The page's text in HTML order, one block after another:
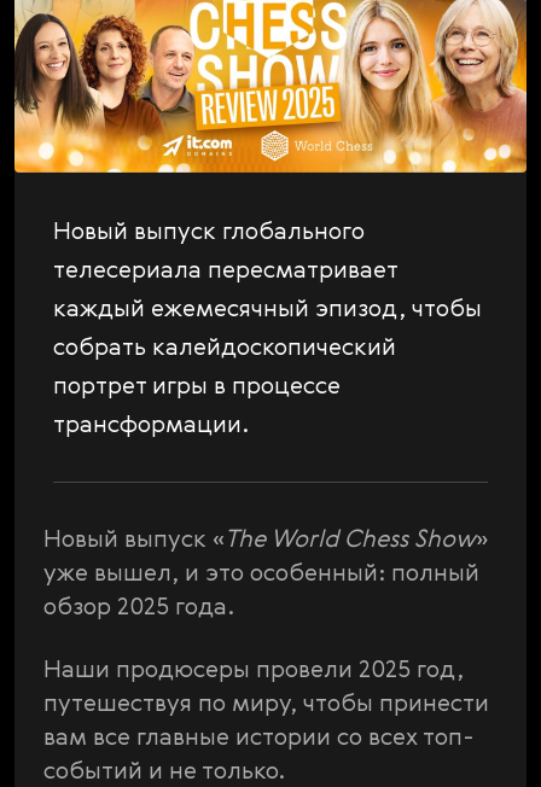
P Platform Updates
S Scandals
S Shopping
T The Poll
Tournaments
Video
Vladimir Kramnik
World Chess Championship
World Chess Show
Новый выпуск глобального
телесериала пересматривает
каждый ежемесячный эпизод, чтобы
собрать калейдоскопический
портрет игры в процессе
трансформации.
Новый выпуск «The World Chess Show»
уже вышел, и это особенный: полный
обзор 2025 года.
Наши продюсеры провели 2025 год,
путешествуя по миру, чтобы принести
вам все главные истории со всех топ-
событий и не только.
Svenska
Română
Tiếng Việt
日本語